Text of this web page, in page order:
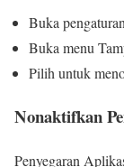
Buka
Buka menu
Pilih untuk
Nonaktifkan
Penyegaran